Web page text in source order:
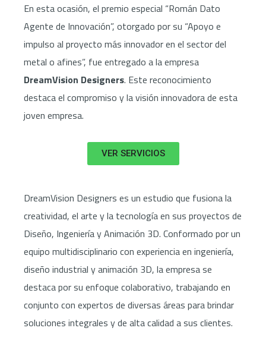
En esta ocasión, el premio especial “Román Dato
Agente de Innovación”, otorgado por su “Apoyo e
impulso al proyecto más innovador en el sector del
metal o afines”, fue entregado a la empresa
DreamVision Designers. Este reconocimiento
destaca el compromiso y la visión innovadora de esta
joven empresa.
VER SERVICIOS
DreamVision Designers es un estudio que fusiona la
creatividad, el arte y la tecnología en sus proyectos de
Diseño, Ingeniería y Animación 3D. Conformado por un
equipo multidisciplinario con experiencia en ingeniería,
diseño industrial y animación 3D, la empresa se
destaca por su enfoque colaborativo, trabajando en
conjunto con expertos de diversas áreas para brindar
soluciones integrales y de alta calidad a sus clientes.